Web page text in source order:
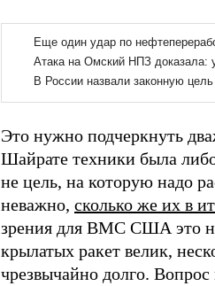
Это нужно подчеркнуть
Шайрате техники была
не цель, на которую надо
неважно, сколько же их в
зрения для ВМС США это
крылатых ракет велик,
чрезвычайно долго.